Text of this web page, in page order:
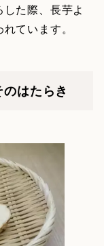
た際、長芋よ
ています。
はたらき